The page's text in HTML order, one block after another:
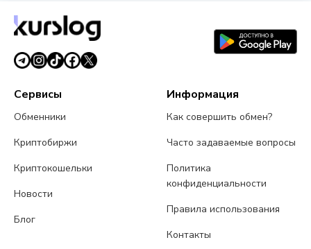
3 августа 2026 г.5 мин чтения
Сервисы
Обменники
Криптобиржи
Криптокошельки
Новости
Блог
Информация
Как совершить обмен?
Часто задаваемые вопросы
Политика
конфиденциальности
Правила использования
Контакты